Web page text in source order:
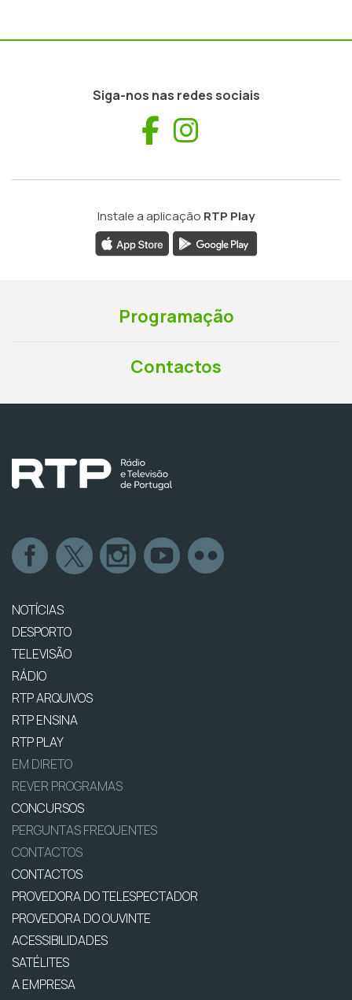
Siga-nos nas redes sociais
Facebook
Instale a aplicação RTP Play
Programação
Contactos
NOTÍCIAS
DESPORTO
TELEVISÃO
RÁDIO
RTP ARQUIVOS
RTP ENSINA
RTP PLAY
EM DIRETO
REVER PROGRAMAS
CONCURSOS
PERGUNTAS FREQUENTES
CONTACTOS
CONTACTOS
PROVEDORA DO TELESPECTADOR
PROVEDORA DO OUVINTE
ACESSIBILIDADES
SATÉLITES
A EMPRESA